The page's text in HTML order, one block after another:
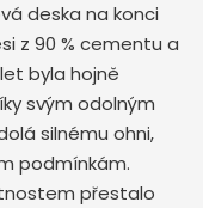
deska na konci
z 90 % cementu a
byla hojně
svým odolným
silnému ohni,
podmínkám.
přestalo